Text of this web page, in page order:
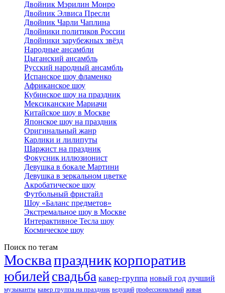
Двойник Мэрилин Монро
Двойник Элвиса Пресли
Двойник Чарли Чаплина
Двойники политиков России
Двойники зарубежных звёзд
Народные ансамбли
Цыганский ансамбль
Русский народный ансамбль
Испанское шоу фламенко
Африканское шоу
Кубинское шоу на праздник
Мексиканские Мариачи
Китайское шоу в Москве
Японское шоу на праздник
Оригинальный жанр
Карлики и лилипуты
Шаржист на праздник
Фокусник иллюзионист
Девушка в бокале Мартини
Девушка в зеркальном цветке
Акробатическое шоу
Футбольный фристайл
Шоу «Баланс предметов»
Экстремальное шоу в Москве
Интерактивное Тесла шоу
Космическое шоу
Поиск по тегам
Москвапраздниккорпоратив
юбилейсвадьба кавер-группа новый год лучший
музыканты кавер группа на праздник ведущий профессиональный живая